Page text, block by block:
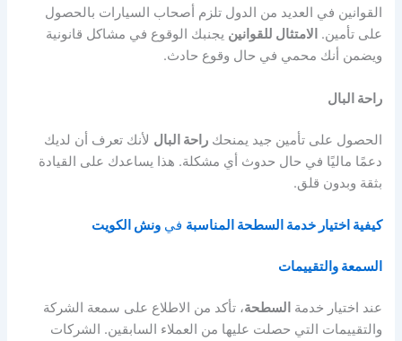
القوانين في العديد من الدول تلزم أصحاب السيارات بالحصول
على تأمين. الامتثال للقوانين يجنبك الوقوع في مشاكل قانونية
ويضمن أنك محمي في حال وقوع حادث.
راحة البال
الحصول على تأمين جيد يمنحكراحة البال لأنك تعرف أن لديك
دعمًا ماليًا في حال حدوث أي مشكلة. هذا يساعدك على القيادة
بثقة وبدون قلق.
كيفية اختيار خدمة السطحة المناسبة فيونش الكويت
السمعة والتقييمات
عند اختيار خدمة السطحة، تأكد من الاطلاع على سمعة الشركة
والتقييمات التي حصلت عليها من العملاء السابقين. الشركات